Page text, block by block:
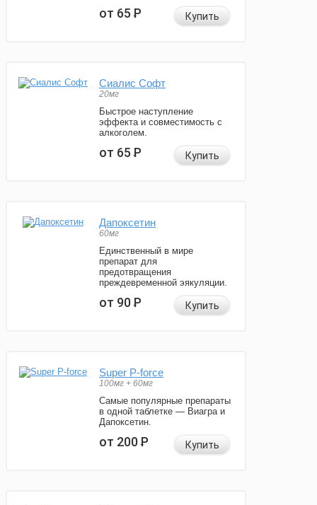
от 65Р Купить
Сиалис Софт
20мг
Быстрое наступление
эффекта и совместимость с
алкоголем.
от 65Р Купить
Дапоксетин
60мг
Единственный в мире
препарат для
предотвращения
преждевременной эякуляции.
от 90Р Купить
Super P-force
100мг + 60мг
Самые популярные препараты
в одной таблетке — Виагра и
Дапоксетин.
от 200Р Купить